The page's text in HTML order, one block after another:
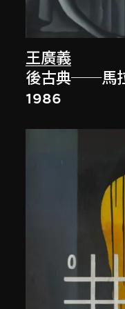
王廣義
後古典──馬
1986